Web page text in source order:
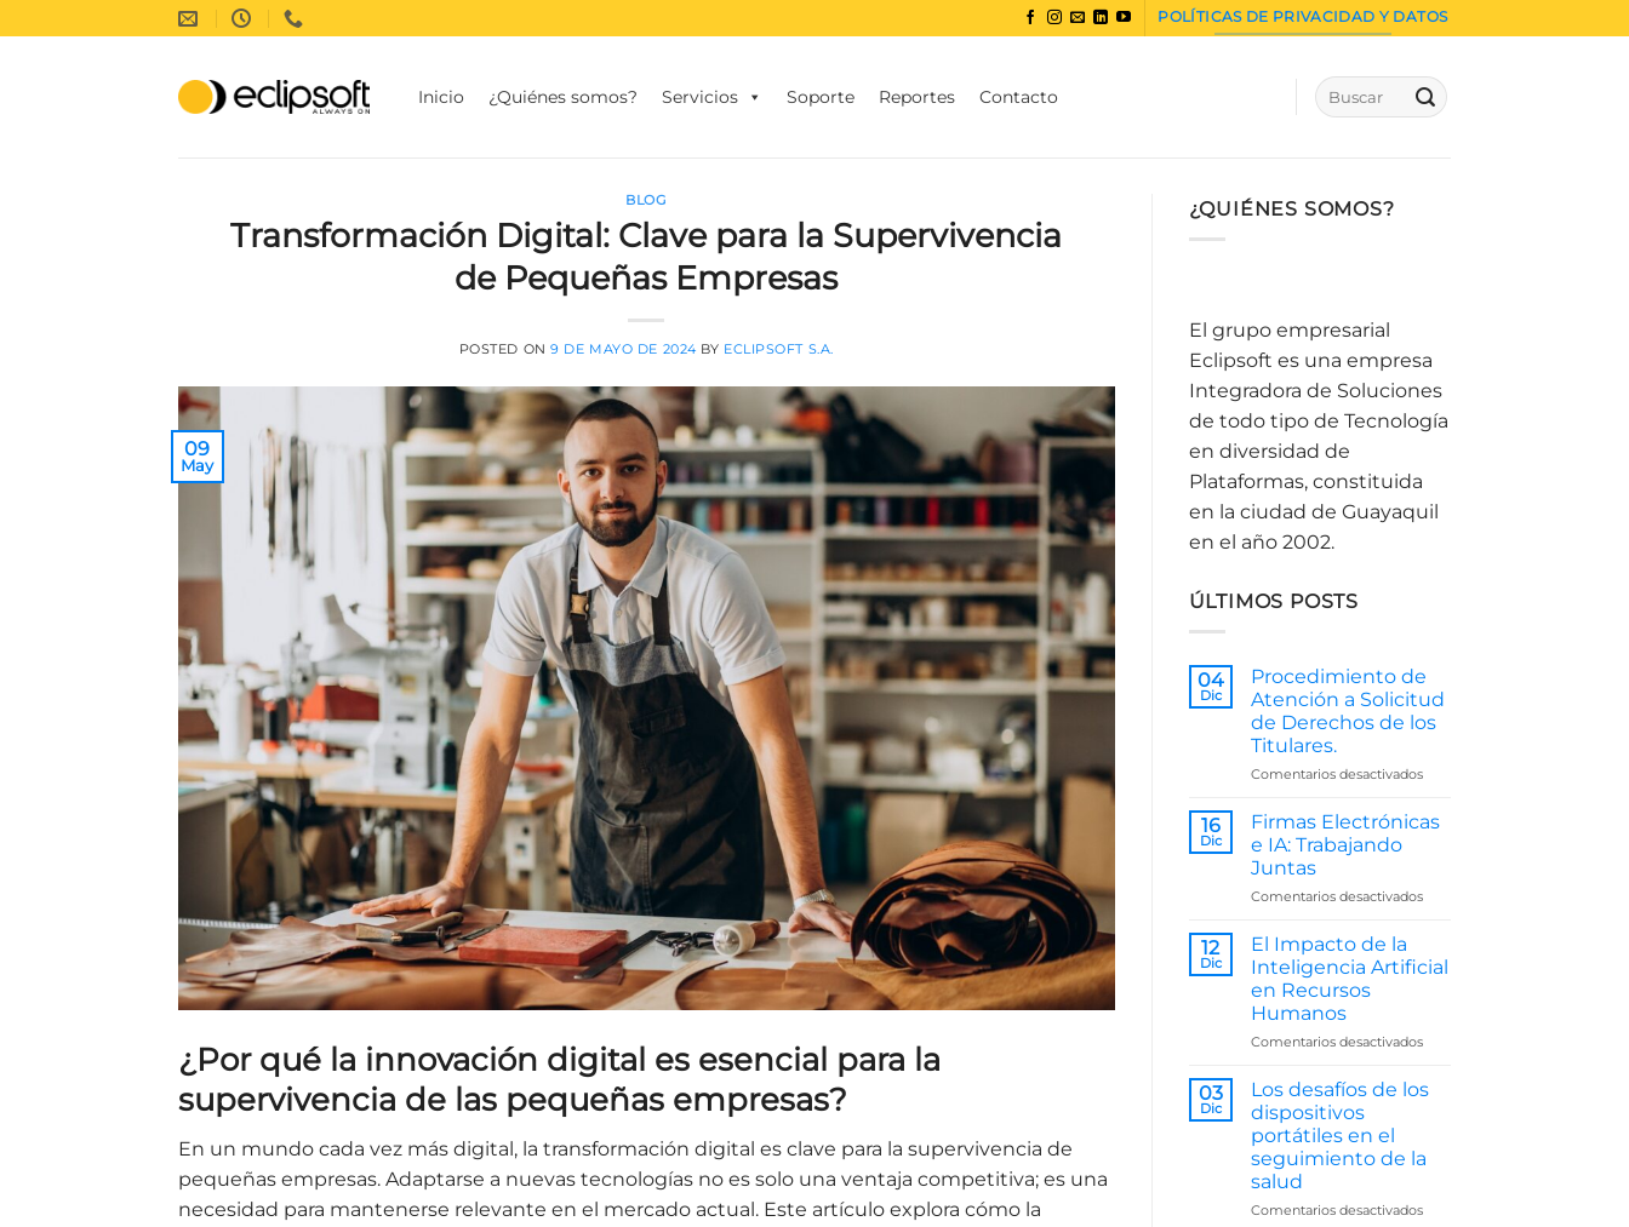
al
POLÍTICAS DE PRIVACIDAD Y DATOS
Inicio ¿Quiénes somos? Servicios Soporte Reportes Contacto
BLOG
Transformación Digital: Clave para la Supervivencia
de Pequeñas Empresas
POSTED ON9 DE MAYO DE 2024 BY ECLIPSOFT S.A.
09
May
¿Por qué la innovación digital es esencial para la
supervivencia de las pequeñas empresas?
En un mundo cada vez más digital, la transformación digital es clave para la supervivencia de
pequeñas empresas. Adaptarse a nuevas tecnologías no es solo una ventaja competitiva; es una
necesidad para mantenerse relevante en el mercado actual. Este artículo explora cómo la
¿QUIÉNES SOMOS?
El grupo empresarial
Eclipsoft es una empresa
Integradora de Soluciones
de todo tipo de Tecnología
en diversidad de
Plataformas, constituida
en la ciudad de Guayaquil
en el año 2002.
ÚLTIMOS POSTS
04
Dic
Procedimiento de
Atención a Solicitud
de Derechos de los
Titulares.
Comentarios desactivadosen
de
Atención
de
los
Titulares.
16
Dic
Firmas Electrónicas
e IA: Trabajando
Juntas
Comentarios desactivadosen
e
IA:
12
Dic
El Impacto de la
Inteligencia Artificial
en Recursos
Humanos
Comentarios desactivadosen
Impacto
de
Artificial
Recursos
03
Dic
Los desafíos de los
dispositivos
portátiles en el
seguimiento de la
salud
Comentarios desactivadosen